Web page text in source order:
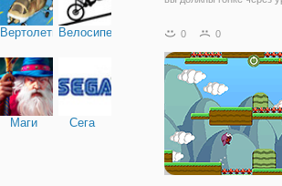
ВертолетыВелосипед
Маги Сега
победив зло, ребята.
королевство
королевство жило мирно
0 0